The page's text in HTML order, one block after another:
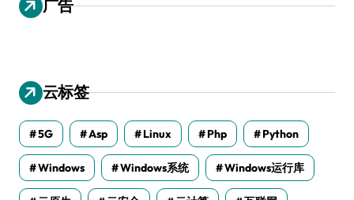
广告
云标签
5G Asp Linux Php Python
Windows Windows系统 Windows运行库